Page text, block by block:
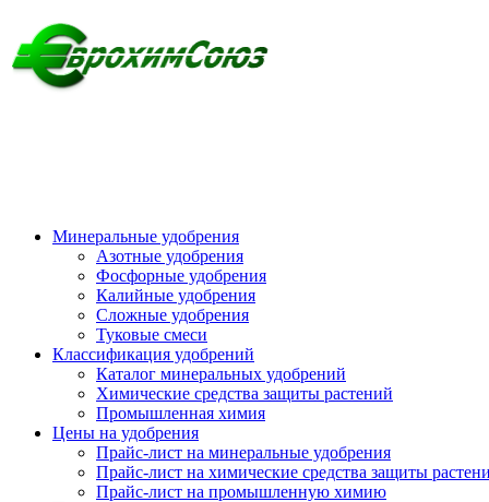
Минеральные удобрения
Азотные удобрения
Фосфорные удобрения
Калийные удобрения
Сложные удобрения
Туковые смеси
Классификация удобрений
Каталог минеральных удобрений
Химические средства защиты растений
Промышленная химия
Цены на удобрения
Прайс-лист на минеральные удобрения
Прайс-лист на химические средства защиты
Прайс-лист на промышленную химию